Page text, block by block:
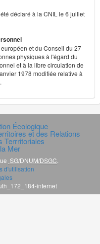
déclaré à la CNIL le 6 juillet
et du Conseil du 27
physiques à l'égard du
et à la libre circulation de
1978 modifiée relative à
Écologique
et des Relations
Terrritoriales
Mer
SG/DNUM/DSGC
d'utilisation
internet